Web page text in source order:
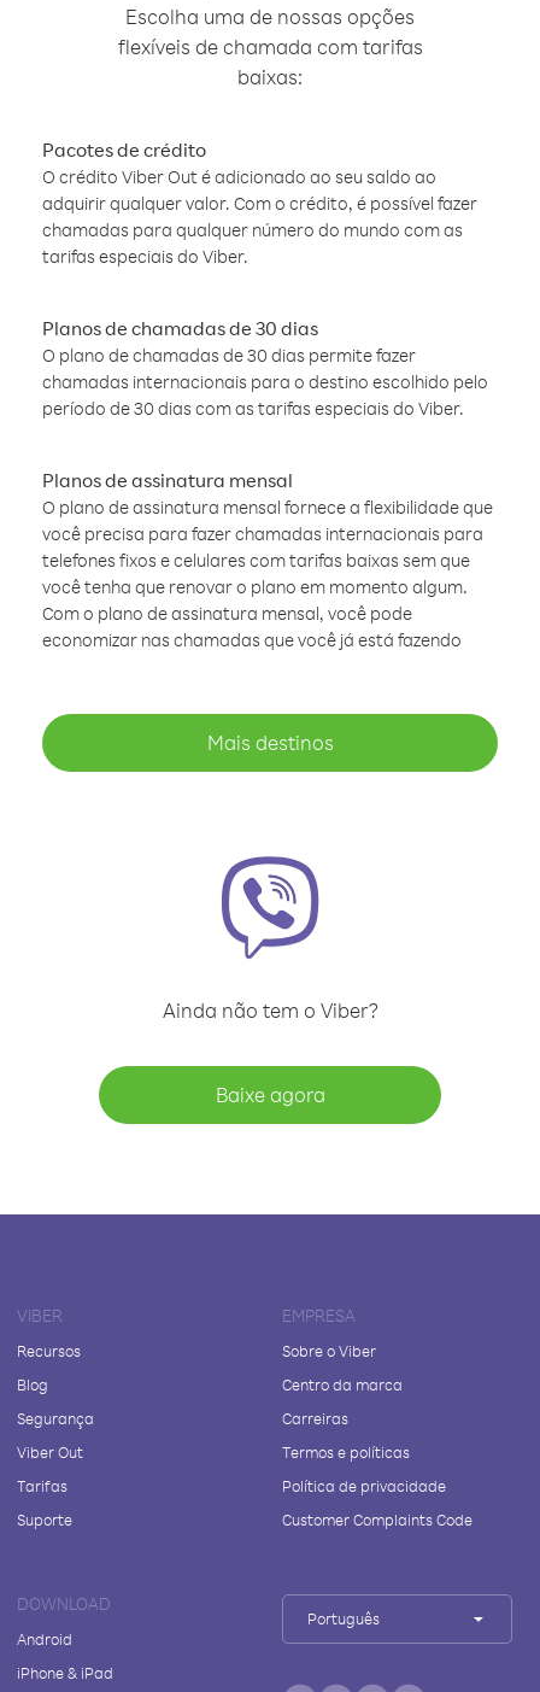
Escolha uma de nossas opções
flexíveis de chamada com tarifas
baixas:
Pacotes de crédito
O crédito Viber Out é adicionado ao seu saldo ao
adquirir qualquer valor. Com o crédito, é possível fazer
chamadas para qualquer número do mundo com as
tarifas especiais do Viber.
Planos de chamadas de 30 dias
O plano de chamadas de 30 dias permite fazer
chamadas internacionais para o destino escolhido pelo
período de 30 dias com as tarifas especiais do Viber.
Planos de assinatura mensal
O plano de assinatura mensal fornece a flexibilidade que
você precisa para fazer chamadas internacionais para
telefones fixos e celulares com tarifas baixas sem que
você tenha que renovar o plano em momento algum.
Com o plano de assinatura mensal, você pode
economizar nas chamadas que você já está fazendo
Mais destinos
Ainda não tem o Viber?
Baixe agora
VIBER
Recursos
Blog
Segurança
Viber Out
Tarifas
Suporte
EMPRESA
Sobre o Viber
Centro da marca
Carreiras
Termos e políticas
Política de privacidade
Customer Complaints Code
DOWNLOAD
Android
iPhone & iPad
Português